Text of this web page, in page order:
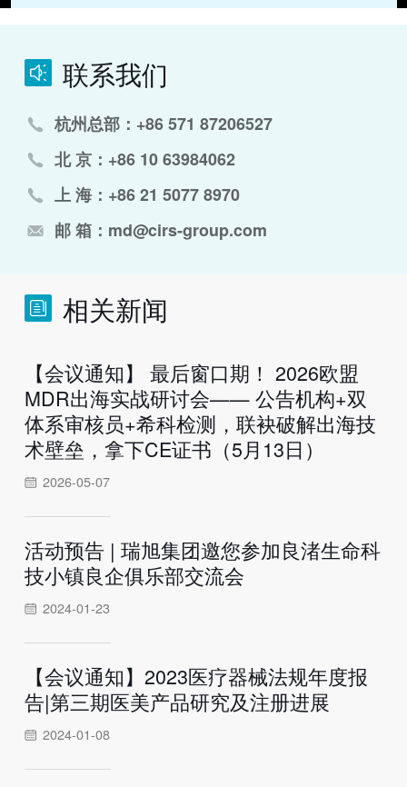
联系我们
杭州总部：+86 571 87206527
北 京：+86 10 63984062
上 海：+86 21 5077 8970
邮 箱：md@cirs-group.com
相关新闻
【会议通知】 最后窗口期！ 2026欧盟
MDR出海实战研讨会—— 公告机构+双
体系审核员+希科检测，联袂破解出海技
术壁垒，拿下CE证书（5月13日）
2026-05-07
活动预告 | 瑞旭集团邀您参加良渚生命科
技小镇良企俱乐部交流会
2024-01-23
【会议通知】2023医疗器械法规年度报
告|第三期医美产品研究及注册进展
2024-01-08